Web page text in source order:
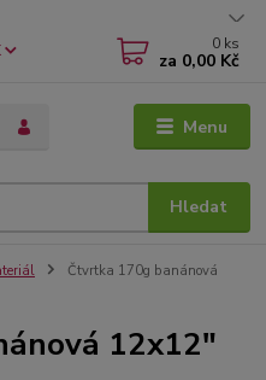
Menu
Hledat
0 ks
za 0,00 Kč
Čtvrtka 170g banánová
12x12"